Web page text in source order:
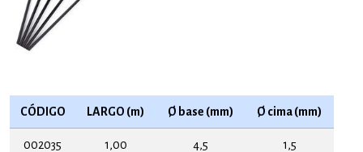
CÓDIGO LARGO (m) Ø base (mm) Ø cima (mm)
002035 1,00 4,5 1,5